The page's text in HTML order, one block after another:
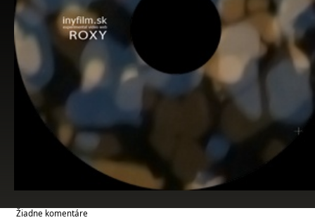
Žiadne komentáre